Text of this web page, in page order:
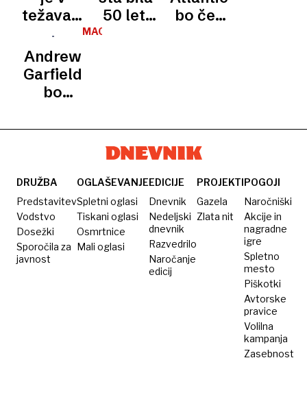
težavah?
»Lahkotno«
dopisovanje
odneslo
prekaljenega
50 let:
milijarder
bo čez
MAGAZIN
Andrew
Garfield
bo
Branson
DRUŽBA
Predstavitev
Vodstvo
Dosežki
Sporočila za
javnost
OGLAŠEVANJE
Spletni oglasi
Tiskani oglasi
Osmrtnice
Mali oglasi
EDICIJE
Dnevnik
Nedeljski
dnevnik
Razvedrilo
Naročanje
edicij
PROJEKTI
Gazela
Zlata nit
POGOJI
Naročniški
Akcije in
nagradne
igre
Spletno
mesto
Piškotki
Avtorske
pravice
Volilna
kampanja
Zasebnost